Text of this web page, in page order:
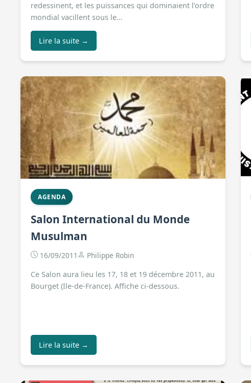
redessinent, et les puissances qui dominaient l’ordre
mondial vacillent sous le…
Lire la suite →
AGENDA
Salon International du Monde
Musulman
16/09/2011
Philippe Robin
Ce Salon aura lieu les 17, 18 et 19 décembre 2011, au
Bourget (Ile-de-France). Affiche ci-dessous.
Lire la suite →